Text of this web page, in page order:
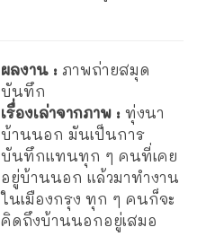
ผลงาน : ภาพถ่ายสมุด
บันทึก
เรื่องเล่าจากภาพ : ทุ่งนา
บ้านนอก มันเป็นการ
บันทึกแทนทุก ๆ คนที่เคย
อยู่บ้านนอก แล้วมาทำงาน
ในเมืองกรุง ทุก ๆ คนก็จะ
คิดถึงบ้านนอกอยู่เสมอ